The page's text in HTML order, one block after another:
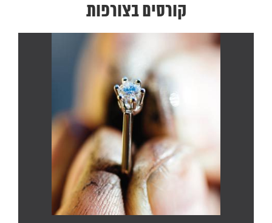
קורסים בצורפות